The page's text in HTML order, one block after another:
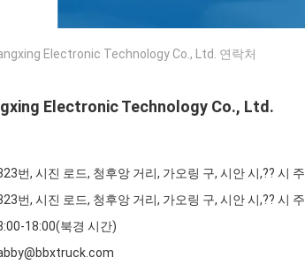
Electronic Technology Co., Ltd. 연락처
Electronic Technology Co., Ltd.
번, 시진 로드, 청후앙 거리, 가오링 구, 시안 시,?? 시 주
번, 시진 로드, 청후앙 거리, 가오링 구, 시안 시,?? 시 주
18:00(북경 시간)